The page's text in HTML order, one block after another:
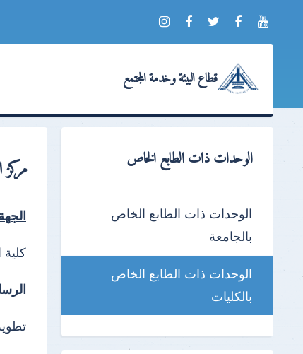
قطاع البيئة وخدمة المجتمع
الوحدات ذات الطابع الخاص
الوحدات ذات الطابع الخاص
بالجامعة
الوحدات ذات الطابع الخاص
بالكليات